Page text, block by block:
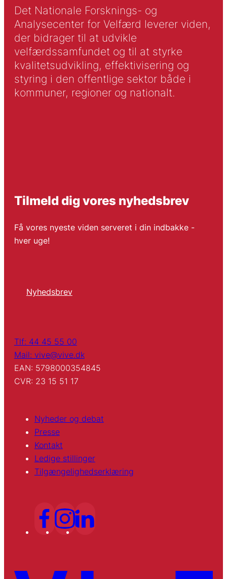
Det Nationale Forsknings- og
Analysecenter for Velfærd leverer viden,
der bidrager til at udvikle
velfærdssamfundet og til at styrke
kvalitetsudvikling, effektivisering og
styring i den offentlige sektor både i
kommuner, regioner og nationalt.
Tilmeld dig vores nyhedsbrev
Få vores nyeste viden serveret i din indbakke -
hver uge!
Nyhedsbrev
Tlf: 44 45 55 00
Mail: vive@vive.dk
EAN: 5798000354845
CVR: 23 15 51 17
Nyheder og debat
Presse
Kontakt
Ledige stillinger
Tilgængelighedserklæring